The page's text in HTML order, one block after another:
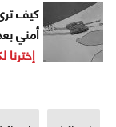
كيف
أمني بعد
إخترنا